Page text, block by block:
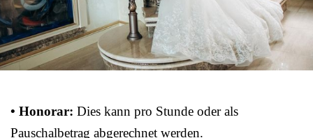
• Honorar: Dies kann pro Stunde oder als
Pauschalbetrag abgerechnet werden.